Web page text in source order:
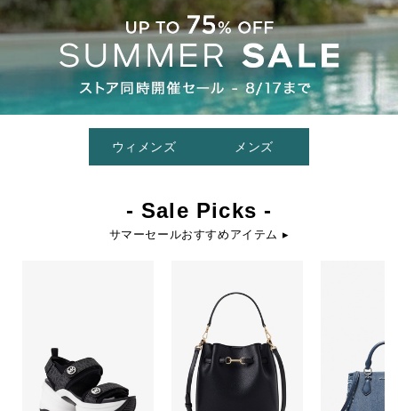
検索
ウィメンズ メンズ
- Sale Picks -
サマーセールおすすめアイテム ▸